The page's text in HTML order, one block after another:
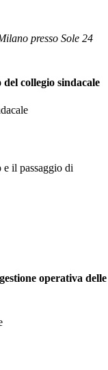
presso Sole 24
collegio sindacale
e il passaggio di
operativa delle